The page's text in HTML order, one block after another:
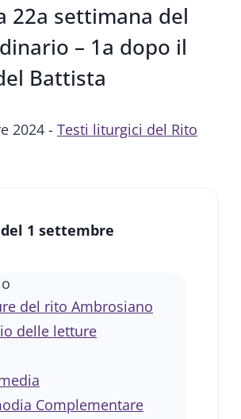
22a settimana del
– 1a dopo il
Battista
2024 - Testi liturgici del Rito
1 settembre
del rito Ambrosiano
delle letture
Complementare